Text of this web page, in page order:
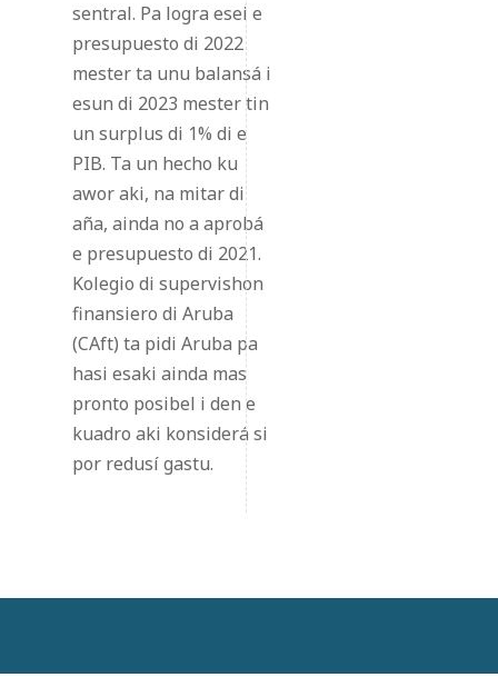
sentral. Pa logra esei e
presupuesto di 2022
mester ta unu balansá i
esun di 2023 mester tin
un surplus di 1% di e
PIB. Ta un hecho ku
awor aki, na mitar di
aña, ainda no a aprobá
e presupuesto di 2021.
Kolegio di supervishon
finansiero di Aruba
(CAft) ta pidi Aruba pa
hasi esaki ainda mas
pronto posibel i den e
kuadro aki konsiderá si
por redusí gastu.